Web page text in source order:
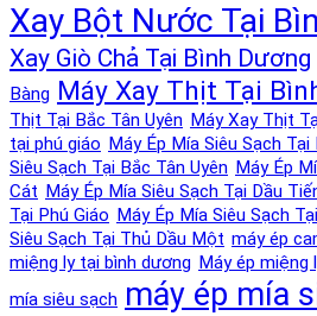
Xay Bột Nước Tại
Xay Giò Chả Tại Bình Dương
Bàng Máy Xay Thịt Tại
Thịt Tại Bắc Tân Uyên Máy Xay Thịt
tại phú giáo Máy Ép Mía Siêu Sạch Tại
Siêu Sạch Tại Bắc Tân Uyên Máy Ép
Cát Máy Ép Mía Siêu Sạch Tại Dầu
Tại Phú Giáo Máy Ép Mía Siêu Sạch
Siêu Sạch Tại Thủ Dầu Một máy ép
miệng ly tại bình dương Máy ép miệng
mía siêu sạch máy ép mía